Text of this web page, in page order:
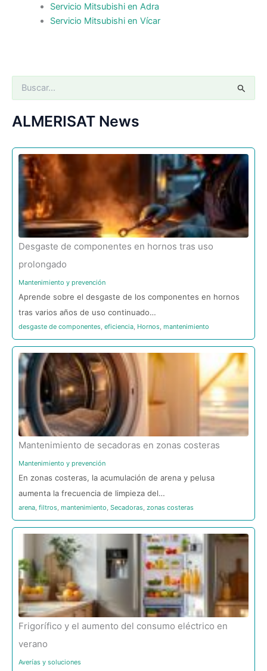
Servicio Mitsubishi en Adra
Servicio Mitsubishi en Vícar
c
a
p
ALMERISAT News
Desgaste de componentes en hornos tras uso
prolongado
Mantenimiento y prevención
Aprende sobre el desgaste de los componentes en hornos
tras varios años de uso continuado…
desgaste de componentes eficiencia Hornos mantenimiento
Mantenimiento de secadoras en zonas costeras
Mantenimiento y prevención
En zonas costeras, la acumulación de arena y pelusa
aumenta la frecuencia de limpieza del…
arena filtros mantenimiento Secadoras zonas costeras
Frigorífico y el aumento del consumo eléctrico en
verano
Averías y soluciones